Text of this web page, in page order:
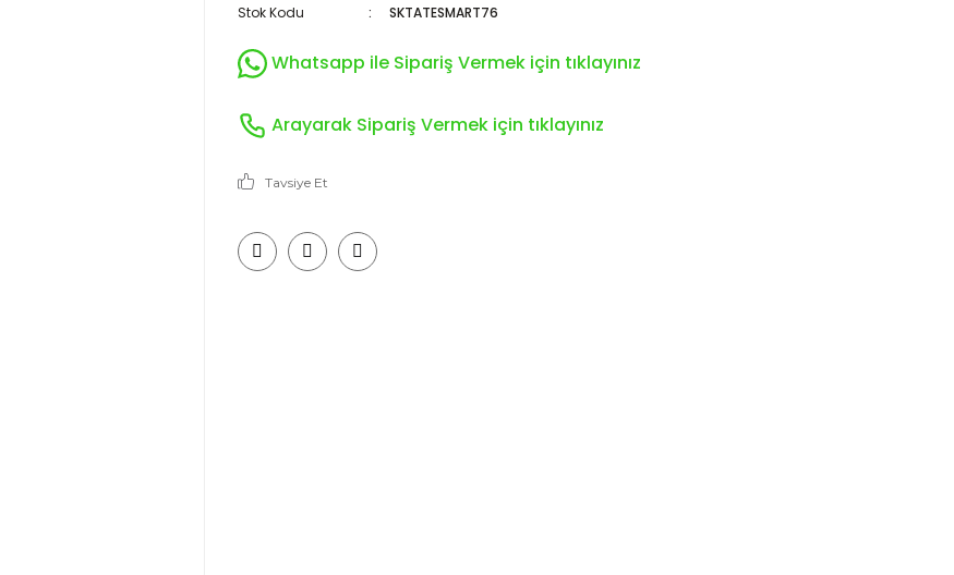
Stok Kodu SKTATESMART76
Whatsapp ile Sipariş Vermek için tıklayınız
Arayarak Sipariş Vermek için tıklayınız
Tavsiye Et